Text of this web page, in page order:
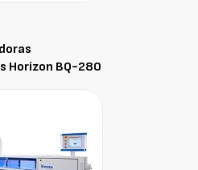
Horizon BQ-280